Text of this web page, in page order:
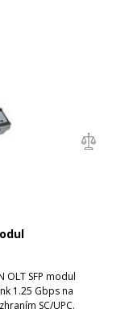
OLT SFP modul
1.25 Gbps na
SC/UPC.